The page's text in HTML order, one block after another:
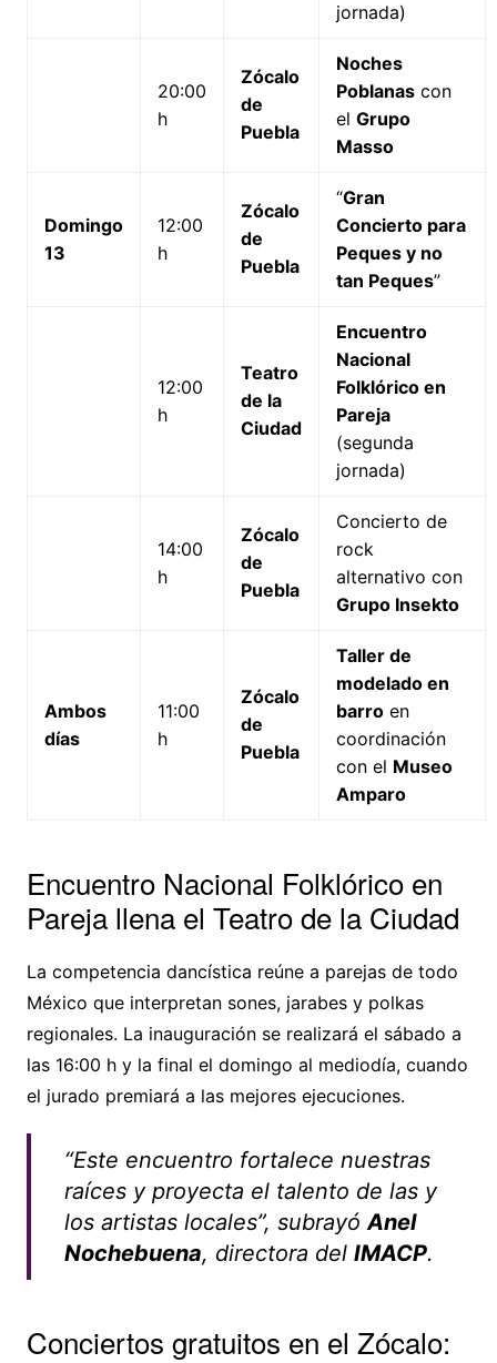
jornada)
20:00
h
Zócalo
de
Puebla
Noches
Poblanascon
el Grupo
Masso
Domingo
13
12:00
h
Zócalo
de
Puebla
“Gran
Concierto para
Peques y no
tan Peques”
12:00
h
Teatro
de la
Ciudad
Encuentro
Nacional
Folklórico en
Pareja
(segunda
jornada)
14:00
h
Zócalo
de
Puebla
Concierto de
rock
alternativo con
Grupo Insekto
Ambos
días
11:00
h
Zócalo
de
Puebla
Taller de
modelado en
barroen
coordinación
con el Museo
Amparo
Encuentro Nacional Folklórico en
Pareja llena el Teatro de la Ciudad
La competencia dancística reúne a parejas de todo
México que interpretan sones, jarabes y polkas
regionales. La inauguración se realizará el sábado a
las 16:00 h y la final el domingo al mediodía, cuando
el jurado premiará a las mejores ejecuciones.
“Este encuentro fortalece nuestras
raíces y proyecta el talento de las y
los artistas locales”, subrayóAnel
Nochebuena, directora del IMACP.
Conciertos gratuitos en el Zócalo: